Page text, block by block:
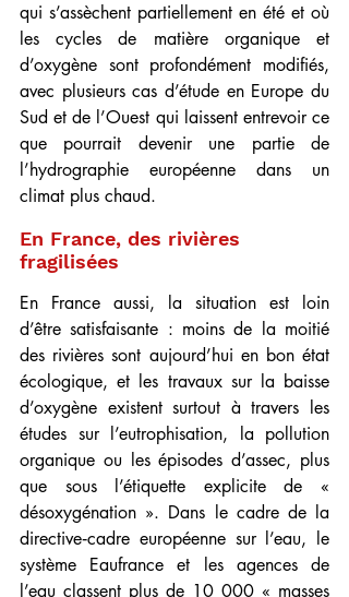
qui s’assèchent partiellement en été et où
les cycles de matière organique et
d’oxygène sont profondément modifiés,
avec plusieurs cas d’étude en Europe du
Sud et de l’Ouest qui laissent entrevoir ce
que pourrait devenir une partie de
l’hydrographie européenne dans un
climat plus chaud.
En France, des rivières
fragilisées
En France aussi, la situation est loin
d’être satisfaisante : moins de la moitié
des rivières sont aujourd’hui en bon état
écologique, et les travaux sur la baisse
d’oxygène existent surtout à travers les
études sur l’eutrophisation, la pollution
organique ou les épisodes d’assec, plus
que sous l’étiquette explicite de «
désoxygénation ». Dans le cadre de la
directive‑cadre européenne sur l’eau, le
système Eaufrance et les agences de
l’eau classent plus de 10 000 « masses